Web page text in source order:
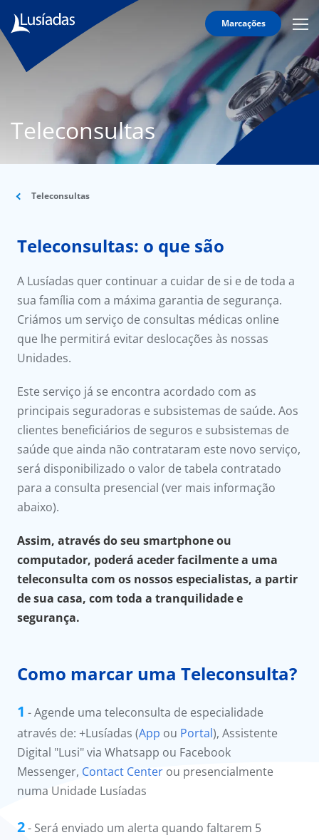
Marcações
Icon
Lusíadas
Hospitais
Corpo
Clínico
Acordos
a nós
EN
Teleconsultas
Teleconsultas
Teleconsultas: o que são
A Lusíadas quer continuar a cuidar de si e de toda a
sua família com a máxima garantia de segurança.
Criámos um serviço de consultas médicas online
que lhe permitirá evitar deslocações às nossas
Unidades.
Este serviço já se encontra acordado com as
principais seguradoras e subsistemas de saúde. Aos
clientes beneficiários de seguros e subsistemas de
saúde que ainda não contrataram este novo serviço,
será disponibilizado o valor de tabela contratado
para a consulta presencial (ver mais informação
abaixo).
Assim, através do seu smartphone ou
computador, poderá aceder facilmente a uma
teleconsulta com os nossos especialistas, a partir
de sua casa, com toda a tranquilidade e
segurança.
Como marcar uma Teleconsulta?
1 - Agende uma teleconsulta de especialidade
através de: +Lusíadas (App ou Portal), Assistente
Digital "Lusi" via Whatsapp ou Facebook
Messenger, Contact Center ou presencialmente
numa Unidade Lusíadas
2- Será enviado um alerta quando faltarem 5